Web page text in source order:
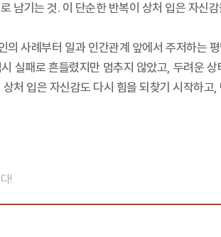
남기는 것. 이 단순한 반복이 상처 입은 자신
의 사례부터 일과 인간관계 앞에서 주저하는
실패로 흔들렸지만 멈추지 않았고, 두려운
처 입은 자신감도 다시 힘을 되찾기 시작하
!